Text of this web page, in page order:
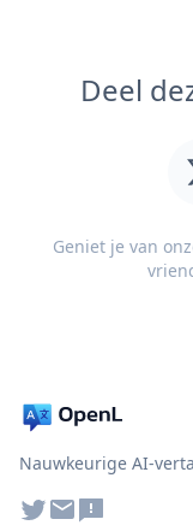
Deel
Geniet je van
Nauwkeurige AI-